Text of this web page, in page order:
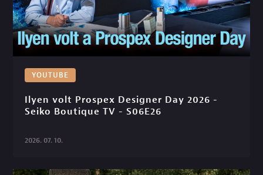
YOUTUBE
Ilyen volt Prospex Designer Day 2026 -
Seiko Boutique TV - S06E26
2026. 07. 10.